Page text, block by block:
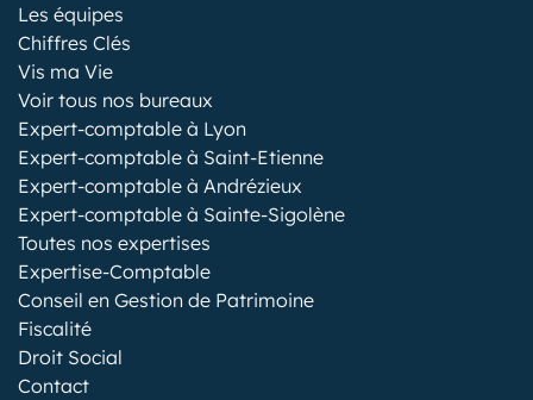
Les équipes
Chiffres Clés
Vis ma Vie
Voir tous nos bureaux
Expert-comptable à Lyon
Expert-comptable à Saint-Etienne
Expert-comptable à Andrézieux
Expert-comptable à Sainte-Sigolène
Toutes nos expertises
Expertise-Comptable
Conseil en Gestion de Patrimoine
Fiscalité
Droit Social
Contact